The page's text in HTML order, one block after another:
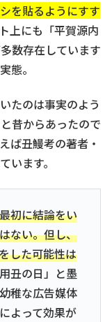
を貼るようにすす
上にも「平賀源内
数存在しています
態。
たのは事実のよう
昔からあったので
ば丑鰻考の著者・
います。
初に結論をい
ない。但し、
した可能性は
丑の日」と墨
稚な広告媒体
よって効果が